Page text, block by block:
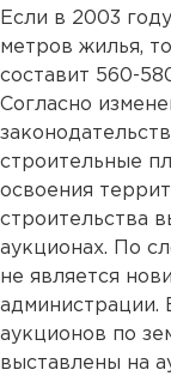
Если в 2003
метров жилья,
составит 560-
Согласно
строительные
освоения
строительства
аукционах. По
не является
администрации.
аукционов по
выставлены на